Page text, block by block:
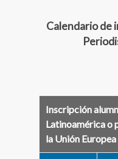
Calendario de
Inscripción
Latinoamérica o
la Unión Europea